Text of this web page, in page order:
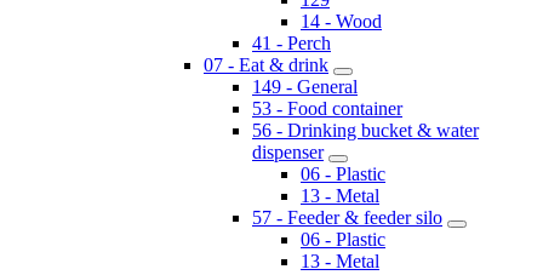
14 - Wood
41 - Perch
07 - Eat & drink
149 - General
53 - Food container
56 - Drinking bucket & water
dispenser
06 - Plastic
13 - Metal
57 - Feeder & feeder silo
06 - Plastic
13 - Metal